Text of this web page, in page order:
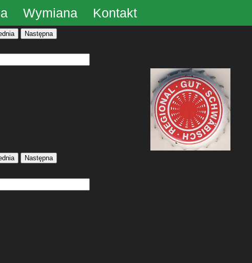
Wymiana Kontakt
Następna
Następna